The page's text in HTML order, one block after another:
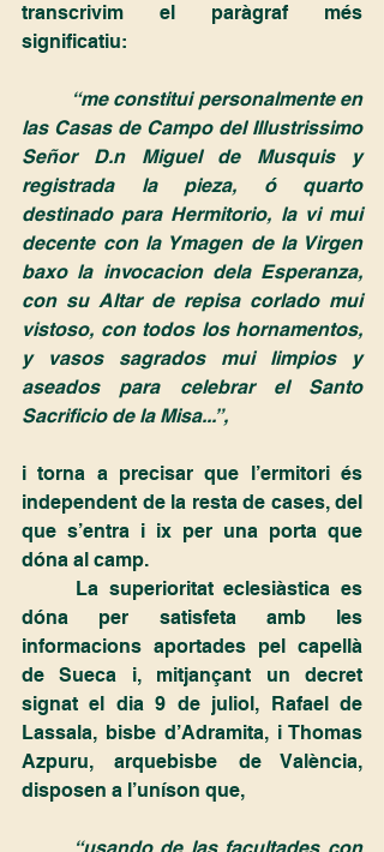
transcrivim el paràgraf més
significatiu:
“me constitui personalmente en
las Casas de Campo del Illustrissimo
Señor D.n Miguel de Musquis y
registrada la pieza, ó quarto
destinado para Hermitorio, la vi mui
decente con la Ymagen de la Virgen
baxo la invocacion dela Esperanza,
con su Altar de repisa corlado mui
vistoso, con todos los hornamentos,
y vasos sagrados mui limpios y
aseados para celebrar el Santo
Sacrificio de la Misa...”,
i torna a precisar que l’ermitori és
independent de la resta de cases, del
que s’entra i ix per una porta que
dóna al camp.
dóna per satisfeta amb les
informacions aportades pel capellà
de Sueca i, mitjançant un decret
signat el dia 9 de juliol, Rafael de
Lassala, bisbe d’Adramita, i Thomas
Azpuru, arquebisbe de València,
disposen a l’uníson que,